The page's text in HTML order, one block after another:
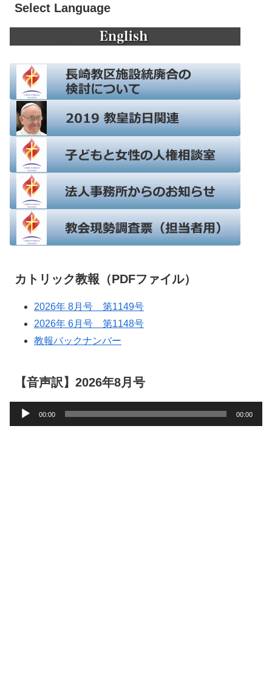
Select Language
カトリック教報（PDFファイル）
2026年 8月号 第1149号
2026年 6月号 第1148号
教報バックナンバー
【音声訳】2026年8月号
声
00:00 00:00